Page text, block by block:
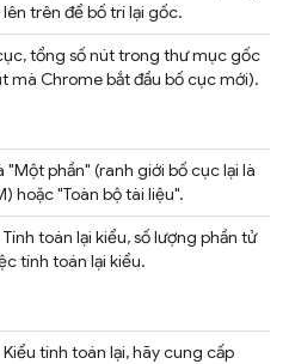
trên để bố trí lại gốc.
tổng số nút trong thư mục gốc
mà Chrome bắt đầu bố cục mới).
phần" (ranh giới bố cục lại là
hoặc "Toàn bộ tài liệu".
toán lại kiểu, số lượng phần tử
tính toán lại kiểu.
tính toán lại, hãy cung cấp